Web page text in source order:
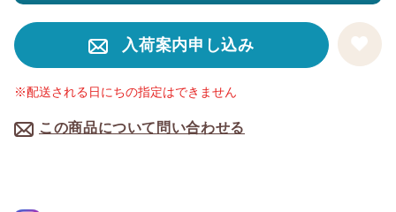
入荷案内申し込み
この商品について問い合わせる
※配送される日にちの指定はできません